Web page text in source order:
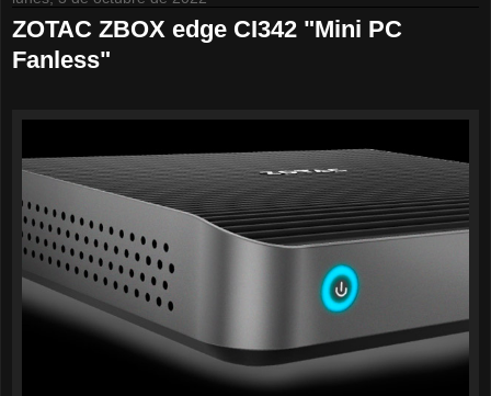
ZOTAC ZBOX edge CI342 "Mini PC
Fanless"